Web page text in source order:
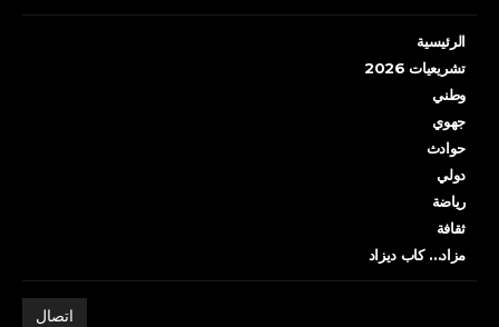
الرئيسية
تشريعيات 2026
وطني
جهوي
حوادث
دولي
رياضة
ثقافة
مزاد… كاب ديزاد
اتصال